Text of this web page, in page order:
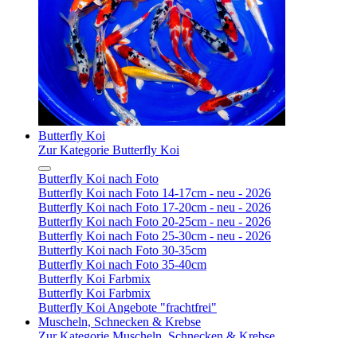
Butterfly Koi
Zur Kategorie Butterfly Koi
Butterfly Koi nach Foto
Butterfly Koi nach Foto 14-17cm - neu - 2026
Butterfly Koi nach Foto 17-20cm - neu - 2026
Butterfly Koi nach Foto 20-25cm - neu - 2026
Butterfly Koi nach Foto 25-30cm - neu - 2026
Butterfly Koi nach Foto 30-35cm
Butterfly Koi nach Foto 35-40cm
Butterfly Koi Farbmix
Butterfly Koi Farbmix
Butterfly Koi Angebote "frachtfrei"
Muscheln, Schnecken & Krebse